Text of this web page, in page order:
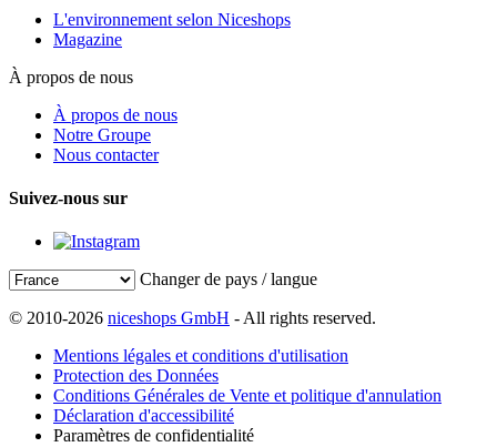
L'environnement selon Niceshops
Magazine
À propos de nous
À propos de nous
Notre Groupe
Nous contacter
Suivez-nous sur
Changer de pays / langue
© 2010-2026 niceshops GmbH - All rights reserved.
Mentions légales et conditions d'utilisation
Protection des Données
Conditions Générales de Vente et politique d'annulation
Déclaration d'accessibilité
Paramètres de confidentialité